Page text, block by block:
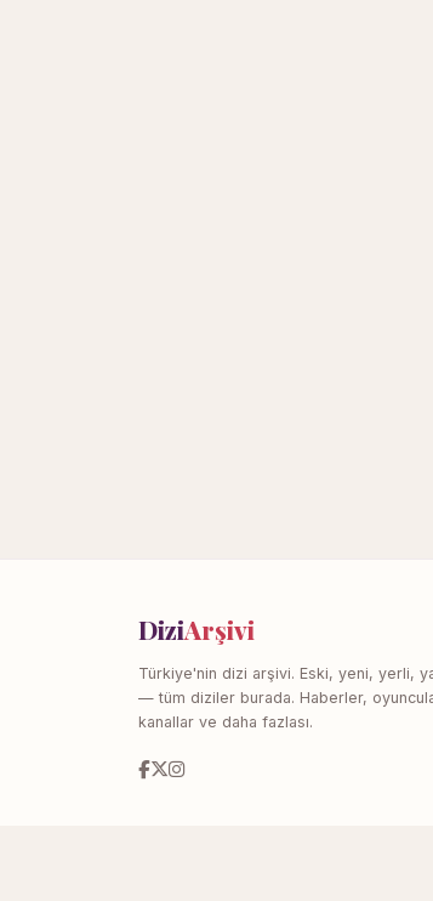
DiziArşivi
Türkiye'nin dizi arşivi. Eski, yeni, yerli,
— tüm diziler burada. Haberler,
kanallar ve daha fazlası.